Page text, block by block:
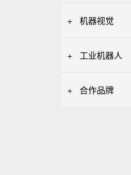
+ 机器视觉
+ 工业机器人
+ 合作品牌